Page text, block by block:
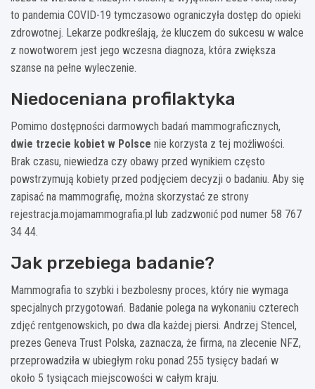
to pandemia COVID-19 tymczasowo ograniczyła dostęp do opieki
zdrowotnej. Lekarze podkreślają, że kluczem do sukcesu w walce
z nowotworem jest jego wczesna diagnoza, która zwiększa
szanse na pełne wyleczenie.
Niedoceniana profilaktyka
Pomimo dostępności darmowych badań mammograficznych,
dwie trzecie kobiet w Polsce nie korzysta z tej możliwości.
Brak czasu, niewiedza czy obawy przed wynikiem często
powstrzymują kobiety przed podjęciem decyzji o badaniu. Aby się
zapisać na mammografię, można skorzystać ze strony
rejestracja.mojamammografia.pl lub zadzwonić pod numer 58 767
34 44.
Jak przebiega badanie?
Mammografia to szybki i bezbolesny proces, który nie wymaga
specjalnych przygotowań. Badanie polega na wykonaniu czterech
zdjęć rentgenowskich, po dwa dla każdej piersi. Andrzej Stencel,
prezes Geneva Trust Polska, zaznacza, że firma, na zlecenie NFZ,
przeprowadziła w ubiegłym roku ponad 255 tysięcy badań w
około 5 tysiącach miejscowości w całym kraju.